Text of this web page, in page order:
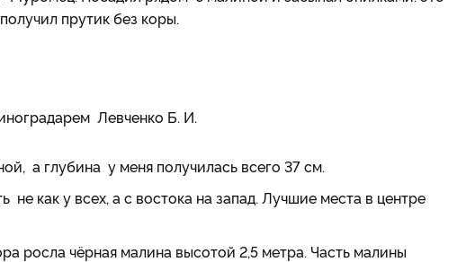
прутик без коры.
Левченко Б. И.
а глубина у меня получилась всего 37 см.
как у всех, а с востока на запад. Лучшие места в центре
росла чёрная малина высотой 2,5 метра. Часть малины